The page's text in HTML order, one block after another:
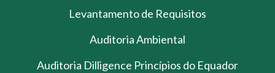
Levantamento de Requisitos
Auditoria Ambiental
Auditoria Dilligence Princípios do Equador